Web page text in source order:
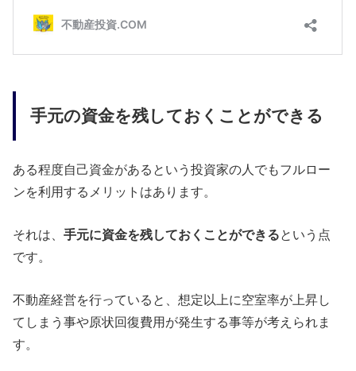
手元の資金を残しておくことができる
ある程度自己資金があるという投資家の人でもフルロー
ンを利用するメリットはあります。
それは、手元に資金を残しておくことができるという点
です。
不動産経営を行っていると、想定以上に空室率が上昇し
てしまう事や原状回復費用が発生する事等が考えられま
す。